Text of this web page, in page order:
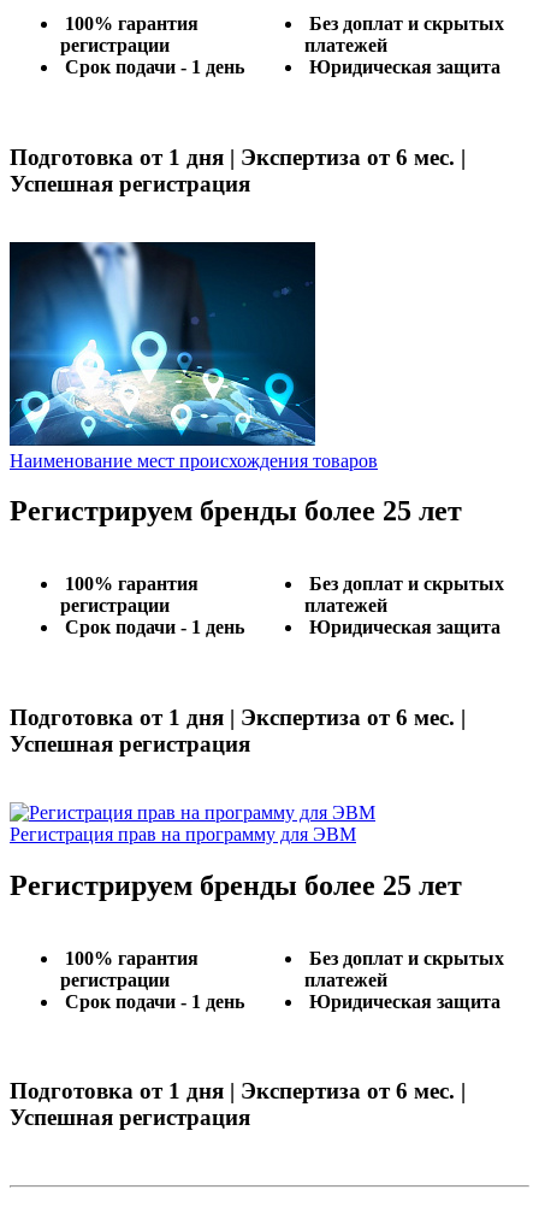
100% гарантия
регистрации
Срок подачи - 1 день
Без доплат и скрытых
платежей
Юридическая защита
Подготовка от 1 дня | Экспертиза от 6 мес. |
Успешная регистрация
Наименование мест происхождения товаров
Регистрируем бренды более 25 лет
100% гарантия
регистрации
Срок подачи - 1 день
Без доплат и скрытых
платежей
Юридическая защита
Подготовка от 1 дня | Экспертиза от 6 мес. |
Успешная регистрация
Регистрация прав на программу для ЭВМ
Регистрируем бренды более 25 лет
100% гарантия
регистрации
Срок подачи - 1 день
Без доплат и скрытых
платежей
Юридическая защита
Подготовка от 1 дня | Экспертиза от 6 мес. |
Успешная регистрация